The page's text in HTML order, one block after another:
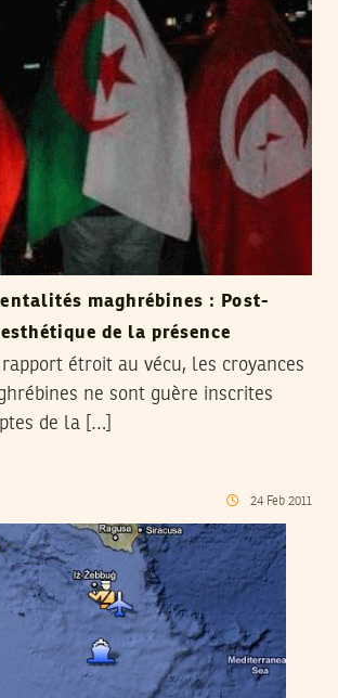
maghrébines : Post-
de la présence
étroit au vécu, les croyances
ne sont guère inscrites
de la […]
24 Feb 2011